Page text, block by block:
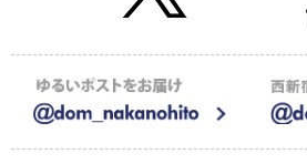
2025年12月15日
2025年08月20日
サイト一部リニューアルのお知らせ